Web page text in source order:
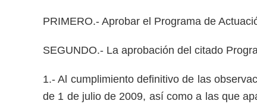
PRIMERO.- Aprobar el Programa de
SEGUNDO.- La aprobación del citado
1.- Al cumplimiento definitivo de las
de 1 de julio de 2009, así como a las que